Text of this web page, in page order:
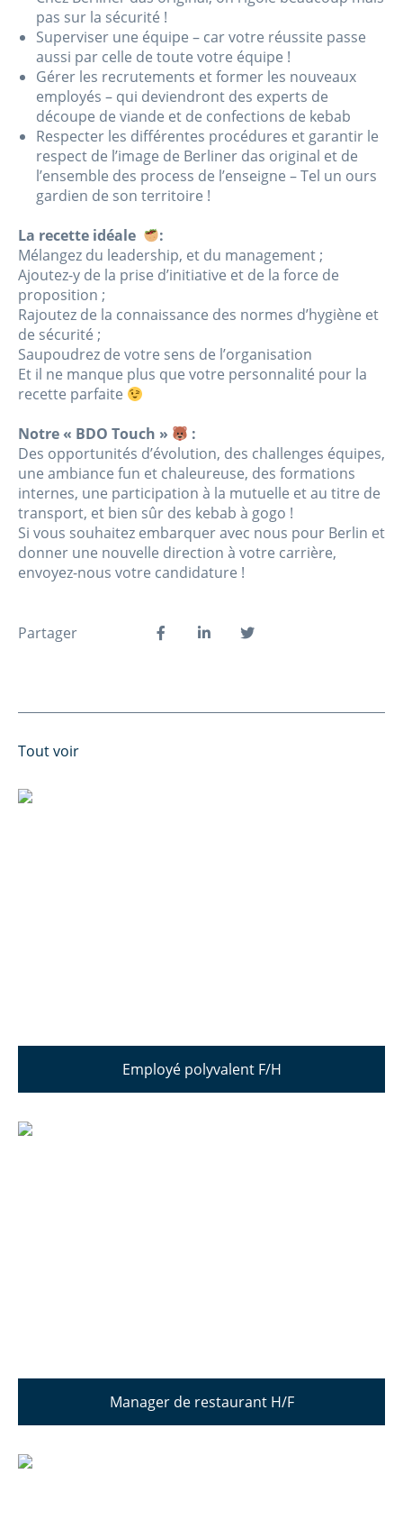
pas sur la sécurité !
Superviser une équipe – car votre réussite passe
aussi par celle de toute votre équipe !
Gérer les recrutements et former les nouveaux
employés – qui deviendront des experts de
découpe de viande et de confections de kebab
Respecter les différentes procédures et garantir le
respect de l’image de Berliner das original et de
l’ensemble des process de l’enseigne – Tel un ours
gardien de son territoire !
La recette idéale
:
Mélangez du leadership, et du management ;
Ajoutez-y de la prise d’initiative et de la force de
proposition ;
Rajoutez de la connaissance des normes d’hygiène et
de sécurité ;
Saupoudrez de votre sens de l’organisation
Et il ne manque plus que votre personnalité pour la
recette parfaite
Notre « BDO Touch »
:
Des opportunités d’évolution, des challenges équipes,
une ambiance fun et chaleureuse, des formations
internes, une participation à la mutuelle et au titre de
transport, et bien sûr des kebab à gogo !
Si vous souhaitez embarquer avec nous pour Berlin et
donner une nouvelle direction à votre carrière,
envoyez-nous votre candidature !
Partager
Tout voir
Employé polyvalent F/H
Manager de restaurant H/F